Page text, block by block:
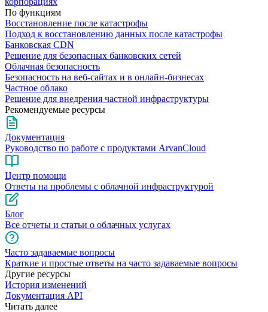
По функциям
Восстановление после катастрофы
Подход к восстановлению данных после катастрофы
Банковская CDN
Решение для безопасных банковских сетей
Облачная безопасность
Безопасность на веб-сайтах и в онлайн-бизнесах
Частное облако
Решение для внедрения частной инфраструктуры
Рекомендуемые ресурсы
Документация
Руководство по работе с продуктами ArvanCloud
Центр помощи
Ответы на проблемы с облачной инфраструктурой
Блог
Все отчеты и статьи о облачных услугах
Часто задаваемые вопросы
Краткие и простые ответы на часто задаваемые вопросы
Другие ресурсы
История изменений
Документация API
Читать далее